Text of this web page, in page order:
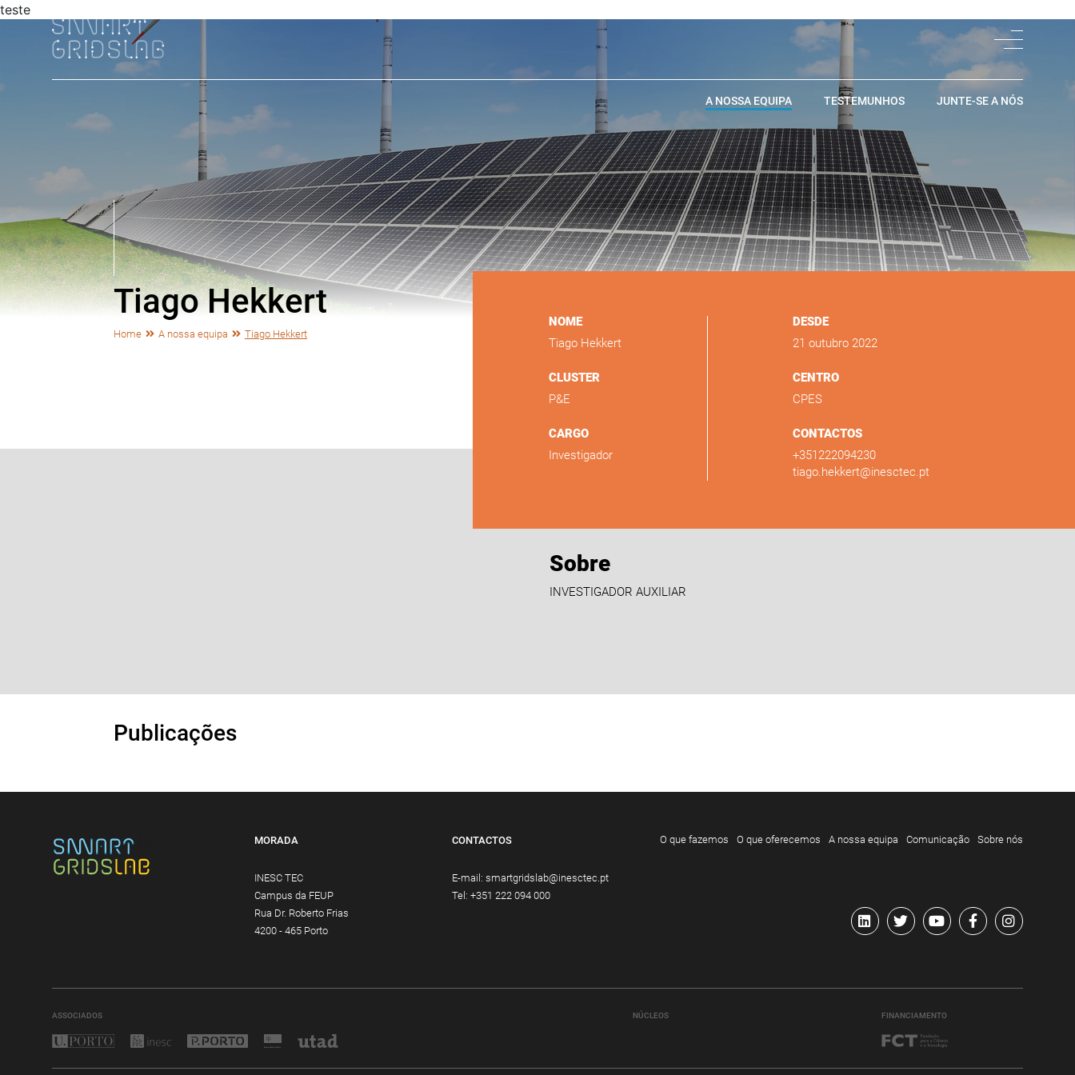
A NOSSA EQUIPA TESTEMUNHOS JUNTE-SE A NÓS
teste
Tiago Hekkert
Home A nossa equipa Tiago Hekkert
NOME
Tiago Hekkert
CLUSTER
P&E
CARGO
Investigador
DESDE
21 outubro 2022
CENTRO
CPES
CONTACTOS
+351222094230
tiago.hekkert@inesctec.pt
Sobre
INVESTIGADOR AUXILIAR
Publicações
MORADA
INESC TEC
Campus da FEUP
Rua Dr. Roberto Frias
4200 - 465 Porto
CONTACTOS
E-mail: smartgridslab@inesctec.pt
Tel: +351 222 094 000
O que fazemos O que oferecemos A nossa equipa Comunicação Sobre nós
ASSOCIADOS NÚCLEOS FINANCIAMENTO